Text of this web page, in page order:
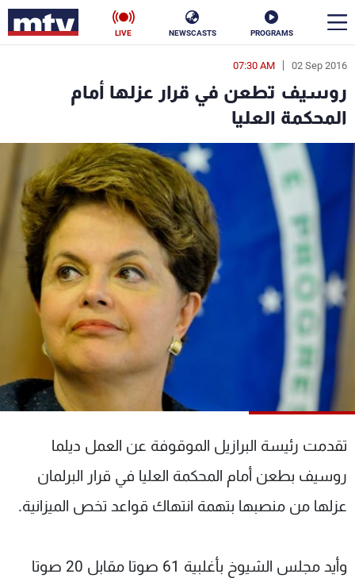
PROGRAMS
NEWSCASTS
LIVE
02 Sep 2016
07:30 AM
روسيف تطعن في قرار عزلها أمام
المحكمة العليا
تقدمت رئيسة البرازيل الموقوفة عن العمل ديلما
روسيف بطعن أمام المحكمة العليا في قرار البرلمان
عزلها من منصبها بتهمة انتهاك قواعد تخص الميزانية.
وأيد مجلس الشيوخ بأغلبية 61 صوتا مقابل 20 صوتا
en
الأخبار
سياسة ناس
إقتصاد فن
منوعات رياضة
كأس العالم
البرامج
جدول البرامج
شاهد البرامج
الترددات
عن MTV
لاعلاناتكم
وظائف
شروط الإسـتخدام